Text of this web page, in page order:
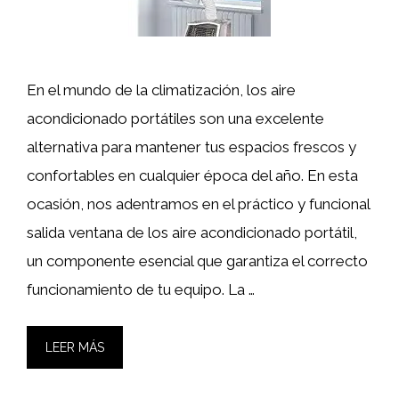
En el mundo de la climatización, los aire
acondicionado portátiles son una excelente
alternativa para mantener tus espacios frescos y
confortables en cualquier época del año. En esta
ocasión, nos adentramos en el práctico y funcional
salida ventana de los aire acondicionado portátil,
un componente esencial que garantiza el correcto
funcionamiento de tu equipo. La …
LEER MÁS